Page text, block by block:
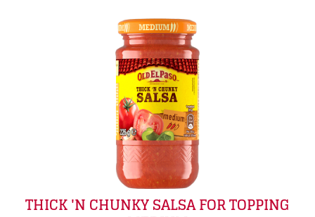
THICK 'N CHUNKY SALSA FOR TOPPING